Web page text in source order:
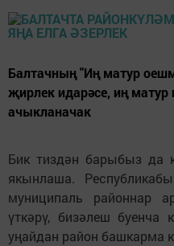
Балтачның "Иң матур
җирлек идарәсе, иң
ачыкланачак
Бик тиздән барыбыз да
якынлаша.
муниципаль районнар
үткәрү, бизәлеш буенча
уңайдан район башкарма